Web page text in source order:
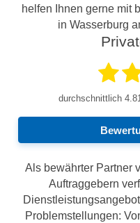
helfen Ihnen gerne mit
in Wasserburg
durchschnittlich
Als bewährter Partner
Auftraggebern
Problemstellungen: